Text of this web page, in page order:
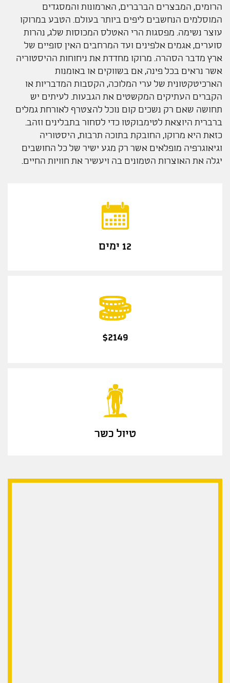
הרומים, המבצרים הברברים, הארמונות והמסגדים
המוסלמים הנחשבים ליפים ביותר בעולם. הטבע במרוקו
עוצר נשימה. מפסגות הרי האטלס המכוסות שלג, נהרות
סוערים, אגמים אלפינים ועד המרחבים האין סופיים של
ארץ מדבר הסהרה. מרוקו מחדדת את ניחוחות ההיסטוריה
אשר נראים בכל פינה, אם בשווקים או באומנות
הארכיטקטונית של ערי המלוכה, הקסבות המדבריות או
הקברים העתיקים המקשטים את הגבעות. לעיתים יש
תחושה שאם רק נשכים קום נוכל להצטרף לאורחת גמלים
ברברית היוצאת לטימבוקטו כדי לסחור בתבלינים וזהב.
כזאת היא מרוקו, החובקת בתוכה תרבות, היסטוריה
וגיאוגרפיה מופלאים אשר רק מגע ישיר של כל החושבים
יגלה את האוצרות הטמונים בה ויעשיר את חוויות החיים.
12 ימים
$2149
טיול כשר